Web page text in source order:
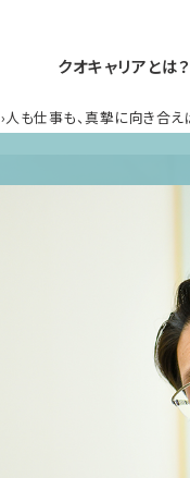
クオキャリアとは？
›人も仕事も、真摯に向き合え